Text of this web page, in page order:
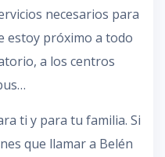
necesarios para
estoy próximo a todo
a los centros
ti y para tu familia. Si
que llamar a Belén